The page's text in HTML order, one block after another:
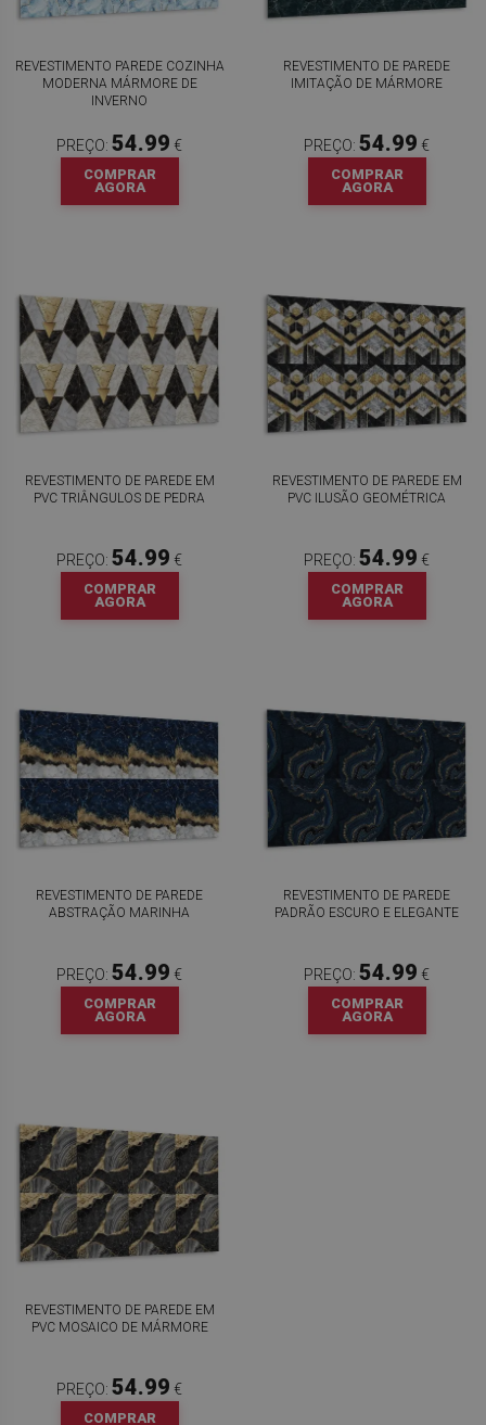
REVESTIMENTO PAREDE COZINHA
MODERNA MÁRMORE DE
INVERNO
PREÇO: 54.99 €
COMPRAR
AGORA
REVESTIMENTO DE PAREDE
IMITAÇÃO DE MÁRMORE
PREÇO: 54.99 €
COMPRAR
AGORA
REVESTIMENTO DE PAREDE EM
PVC TRIÂNGULOS DE PEDRA
PREÇO: 54.99 €
COMPRAR
AGORA
REVESTIMENTO DE PAREDE EM
PVC ILUSÃO GEOMÉTRICA
PREÇO: 54.99 €
COMPRAR
AGORA
REVESTIMENTO DE PAREDE
ABSTRAÇÃO MARINHA
PREÇO: 54.99 €
COMPRAR
AGORA
REVESTIMENTO DE PAREDE
PADRÃO ESCURO E ELEGANTE
PREÇO: 54.99 €
COMPRAR
AGORA
REVESTIMENTO DE PAREDE EM
PVC MOSAICO DE MÁRMORE
PREÇO: 54.99 €
COMPRAR